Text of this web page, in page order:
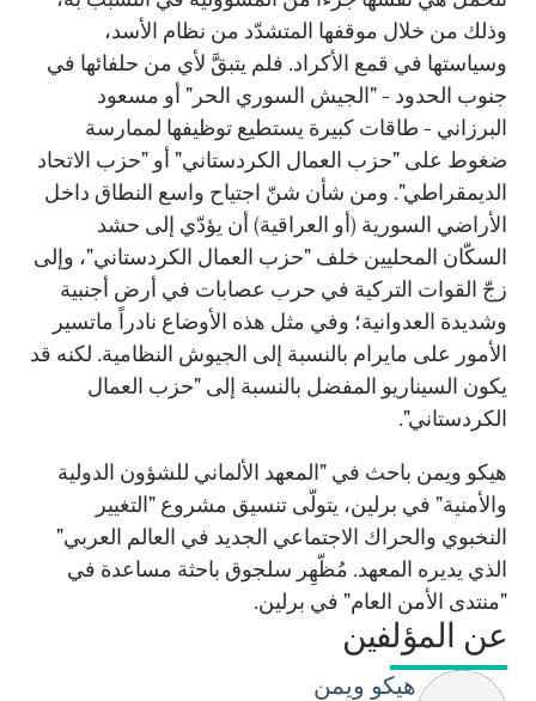
وذلك من خلال موقفها المتشدّد من نظام الأسد،
وسياستها في قمع الأكراد. فلم يتبقَّ لأي من حلفائها في
جنوب الحدود - "الجيش السوري الحر" أو مسعود
البرزاني - طاقات كبيرة يستطيع توظيفها لممارسة
ضغوط على "حزب العمال الكردستاني" أو "حزب الاتحاد
الديمقراطي". ومن شأن شنّ اجتياح واسع النطاق داخل
الأراضي السورية (أو العراقية) أن يؤدّي إلى حشد
السكّان المحليين خلف "حزب العمال الكردستاني"، وإلى
زجّ القوات التركية في حرب عصابات في أرض أجنبية
وشديدة العدوانية؛ وفي مثل هذه الأوضاع نادراً ماتسير
الأمور على مايرام بالنسبة إلى الجيوش النظامية. لكنه قد
يكون السيناريو المفضل بالنسبة إلى "حزب العمال
الكردستاني".
هيكو ويمن باحث في "المعهد الألماني للشؤون الدولية
والأمنية" في برلين، يتولّى تنسيق مشروع "التغيير
النخبوي والحراك الاجتماعي الجديد في العالم العربي"
الذي يديره المعهد. مُظّهِر سلجوق باحثة مساعدة في
"منتدى الأمن العام" في برلين.
عن المؤلفين
هيكو ويمن